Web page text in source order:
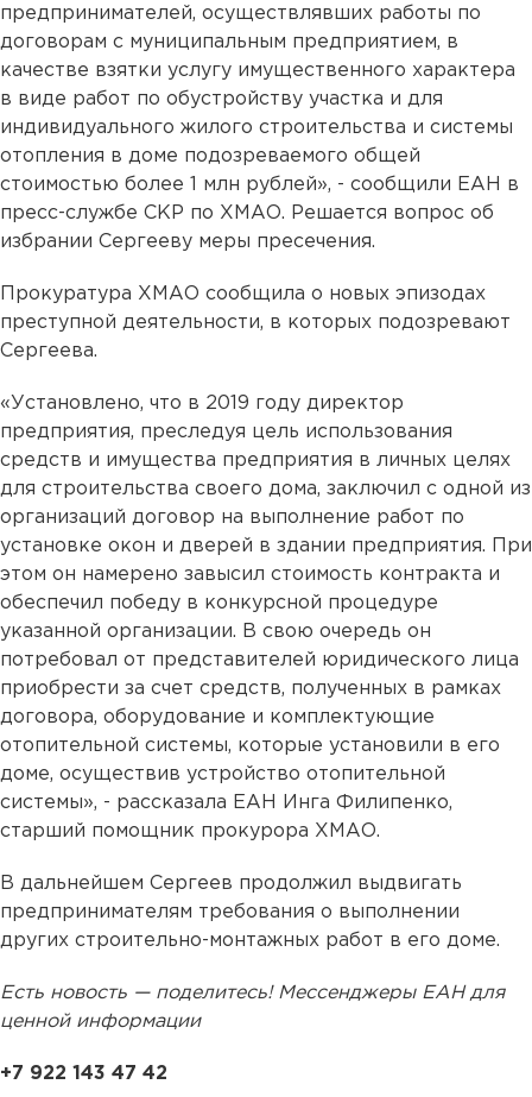
предпринимателей, осуществлявших работы по
договорам с муниципальным предприятием, в
качестве взятки услугу имущественного характера
в виде работ по обустройству участка и для
индивидуального жилого строительства и системы
отопления в доме подозреваемого общей
стоимостью более 1 млн рублей», - сообщили ЕАН в
пресс-службе СКР по ХМАО. Решается вопрос об
избрании Сергееву меры пресечения.
Прокуратура ХМАО сообщила о новых эпизодах
преступной деятельности, в которых подозревают
Сергеева.
«Установлено, что в 2019 году директор
предприятия, преследуя цель использования
средств и имущества предприятия в личных целях
для строительства своего дома, заключил с одной из
организаций договор на выполнение работ по
установке окон и дверей в здании предприятия. При
этом он намерено завысил стоимость контракта и
обеспечил победу в конкурсной процедуре
указанной организации. В свою очередь он
потребовал от представителей юридического лица
приобрести за счет средств, полученных в рамках
договора, оборудование и комплектующие
отопительной системы, которые установили в его
доме, осуществив устройство отопительной
системы», - рассказала ЕАН Инга Филипенко,
старший помощник прокурора ХМАО.
В дальнейшем Сергеев продолжил выдвигать
предпринимателям требования о выполнении
других строительно-монтажных работ в его доме.
Есть новость — поделитесь! Мессенджеры ЕАН для
ценной информации
+7 922 143 47 42